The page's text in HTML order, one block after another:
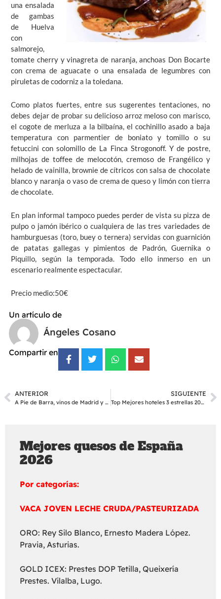
una ensalada
de gambas
de Huelva
con
salmorejo,
tomate cherry y vinagreta de naranja, anchoas Don Bocarte
con crema de aguacate o una ensalada de legumbres con
piruletas de codorniz a la toledana.
Como platos fuertes, entre sus sugerentes tentaciones, no
debes dejar de probar su delicioso arroz meloso con marisco,
el cogote de merluza a la bilbaína, el cochinillo asado a baja
temperatura con parmentier de boniato y tomillo o su
fetuccini con solomillo de La Finca Strogonoff. Y de postre,
milhojas de toffee de melocotón, cremoso de Frangélico y
helado de vainilla, brownie de cítricos con salsa de chocolate
blanco y naranja o vaso de crema de queso y limón con tierra
de chocolate.
En plan informal tampoco puedes perder de vista su pizza de
pulpo o jamón ibérico o cualquiera de las tres variedades de
hamburguesas (toro, buey o ternera) servidas con guarnición
de patatas gallegas y pimientos de Padrón, Guernika o
Piquillo, según la temporada. Todo ello inmerso en un
escenario realmente espectacular.
Precio medio:50€
Un artículo de
Ángeles Cosano
Compartir en
ANTERIOR
A Pie de Barra, vinos de Madrid y pinchos gourmets
SIGUIENTE
Top Mejores hoteles 3 estrellas 2016 (Trivago)
Mejores quesos de España
2026
Por categorías:
VACA JOVEN LECHE CRUDA/PASTEURIZADA
ORO: Rey Silo Blanco, Ernesto Madera López.
Pravia, Asturias.
GOLD ICEX: Prestes DOP Tetilla, Queixería
Prestes. Vilalba, Lugo.